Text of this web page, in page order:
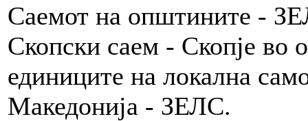
Саемот на општините -
Скопски саем - Скопје во
единиците на локална
Македонија - ЗЕЛС.